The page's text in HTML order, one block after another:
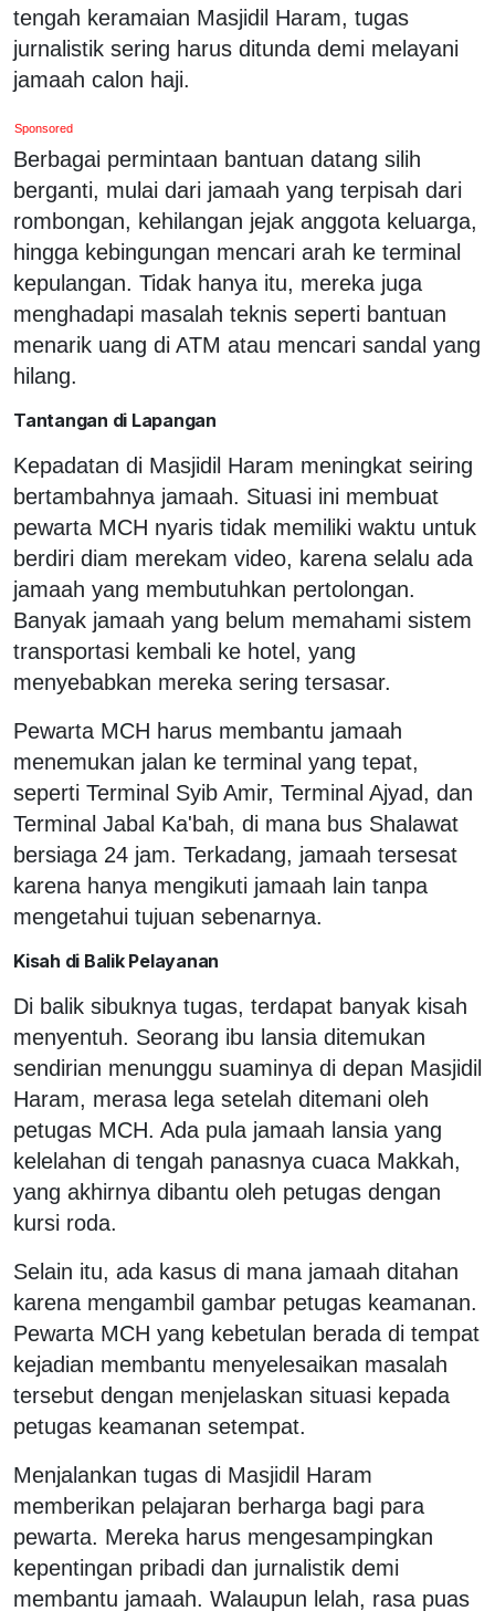
tengah keramaian Masjidil Haram, tugas
jurnalistik sering harus ditunda demi melayani
jamaah calon haji.
Sponsored
Berbagai permintaan bantuan datang silih
berganti, mulai dari jamaah yang terpisah dari
rombongan, kehilangan jejak anggota keluarga,
hingga kebingungan mencari arah ke terminal
kepulangan. Tidak hanya itu, mereka juga
menghadapi masalah teknis seperti bantuan
menarik uang di ATM atau mencari sandal yang
hilang.
Tantangan di Lapangan
Kepadatan di Masjidil Haram meningkat seiring
bertambahnya jamaah. Situasi ini membuat
pewarta MCH nyaris tidak memiliki waktu untuk
berdiri diam merekam video, karena selalu ada
jamaah yang membutuhkan pertolongan.
Banyak jamaah yang belum memahami sistem
transportasi kembali ke hotel, yang
menyebabkan mereka sering tersasar.
Pewarta MCH harus membantu jamaah
menemukan jalan ke terminal yang tepat,
seperti Terminal Syib Amir, Terminal Ajyad, dan
Terminal Jabal Ka'bah, di mana bus Shalawat
bersiaga 24 jam. Terkadang, jamaah tersesat
karena hanya mengikuti jamaah lain tanpa
mengetahui tujuan sebenarnya.
Kisah di Balik Pelayanan
Di balik sibuknya tugas, terdapat banyak kisah
menyentuh. Seorang ibu lansia ditemukan
sendirian menunggu suaminya di depan Masjidil
Haram, merasa lega setelah ditemani oleh
petugas MCH. Ada pula jamaah lansia yang
kelelahan di tengah panasnya cuaca Makkah,
yang akhirnya dibantu oleh petugas dengan
kursi roda.
Selain itu, ada kasus di mana jamaah ditahan
karena mengambil gambar petugas keamanan.
Pewarta MCH yang kebetulan berada di tempat
kejadian membantu menyelesaikan masalah
tersebut dengan menjelaskan situasi kepada
petugas keamanan setempat.
Menjalankan tugas di Masjidil Haram
memberikan pelajaran berharga bagi para
pewarta. Mereka harus mengesampingkan
kepentingan pribadi dan jurnalistik demi
membantu jamaah. Walaupun lelah, rasa puas